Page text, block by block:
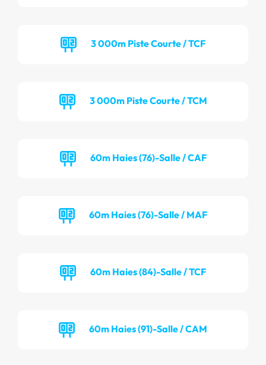
3 000m Piste Courte / TCF
3 000m Piste Courte / TCM
60m Haies (76)-Salle / CAF
60m Haies (76)-Salle / MAF
60m Haies (84)-Salle / TCF
60m Haies (91)-Salle / CAM